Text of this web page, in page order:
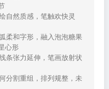
自然质感，笔触欢快灵
柔和字形，融入泡泡糖果
心形
条张力延伸，笔画放射状
分割重组，排列规整，未